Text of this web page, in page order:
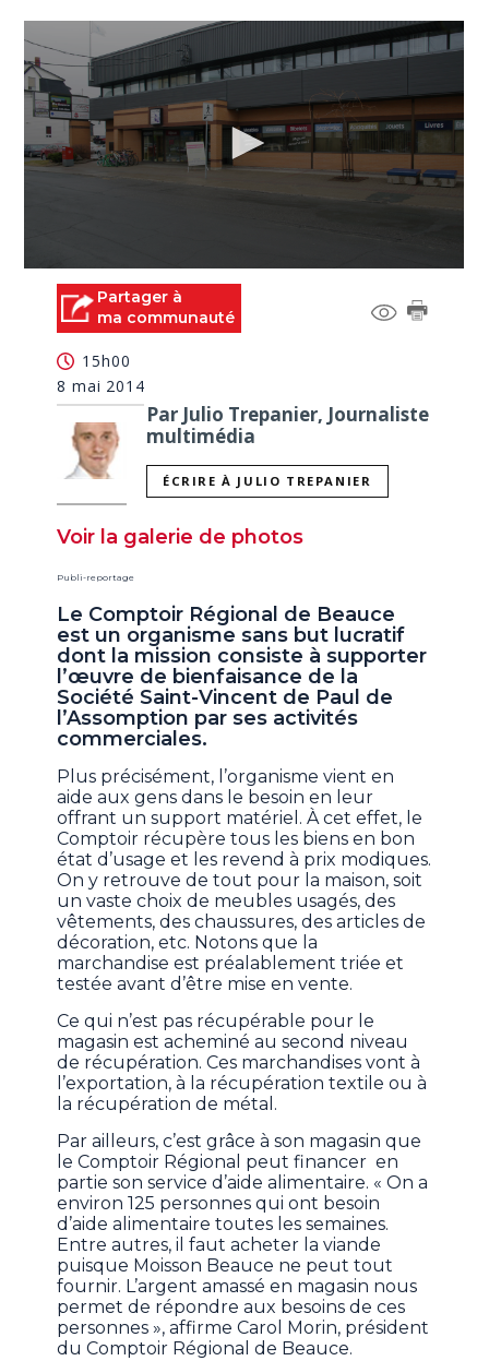
seconds Partager à
ma communauté
15h00
8 mai 2014
Par Julio Trepanier, Journaliste
multimédia
ÉCRIRE À JULIO TREPANIER
Voir la galerie de photos
Publi-reportage
Le Comptoir Régional de Beauce
est un organisme sans but lucratif
dont la mission consiste à supporter
l’œuvre de bienfaisance de la
Société Saint-Vincent de Paul de
l’Assomption par ses activités
commerciales.
Plus précisément, l’organisme vient en
aide aux gens dans le besoin en leur
offrant un support matériel. À cet effet, le
Comptoir récupère tous les biens en bon
état d’usage et les revend à prix modiques.
On y retrouve de tout pour la maison, soit
un vaste choix de meubles usagés, des
vêtements, des chaussures, des articles de
décoration, etc. Notons que la
marchandise est préalablement triée et
testée avant d’être mise en vente.
Ce qui n’est pas récupérable pour le
magasin est acheminé au second niveau
de récupération. Ces marchandises vont à
l’exportation, à la récupération textile ou à
la récupération de métal.
Par ailleurs, c’est grâce à son magasin que
le Comptoir Régional peut financer en
partie son service d’aide alimentaire. « On a
environ 125 personnes qui ont besoin
d’aide alimentaire toutes les semaines.
Entre autres, il faut acheter la viande
puisque Moisson Beauce ne peut tout
fournir. L’argent amassé en magasin nous
permet de répondre aux besoins de ces
personnes », affirme Carol Morin, président
du Comptoir Régional de Beauce.